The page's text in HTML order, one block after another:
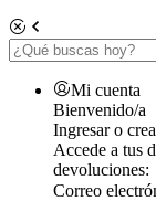
Mi cuenta
Bienvenido/a
Ingresar o
Accede a tus
devoluciones:
Correo